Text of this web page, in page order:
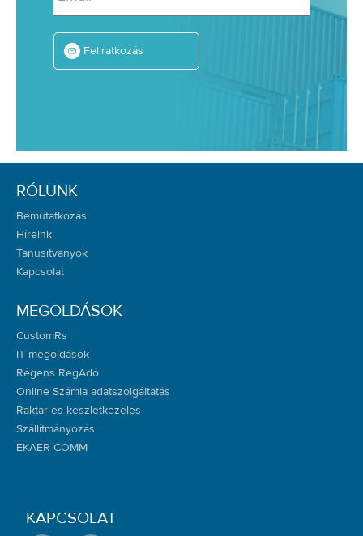
Feliratkozás
RÓLUNK
Bemutatkozás
Híreink
Tanúsítványok
Kapcsolat
MEGOLDÁSOK
CustomRs
IT megoldások
Régens RegAdó
Online Számla adatszolgáltatás
Raktár és készletkezelés
Szállítmányozás
EKAER COMM
KAPCSOLAT